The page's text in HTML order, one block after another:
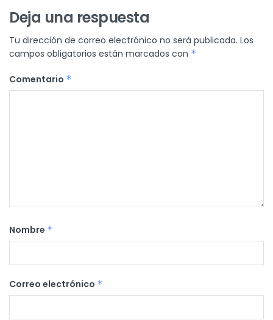
Deja una respuesta
Tu dirección de correo electrónico no será publicada. Los
campos obligatorios están marcados con *
Comentario *
Nombre *
Correo electrónico *